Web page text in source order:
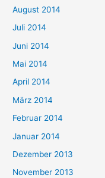
August 2014
Juli 2014
Juni 2014
Mai 2014
April 2014
März 2014
Februar 2014
Januar 2014
Dezember 2013
November 2013